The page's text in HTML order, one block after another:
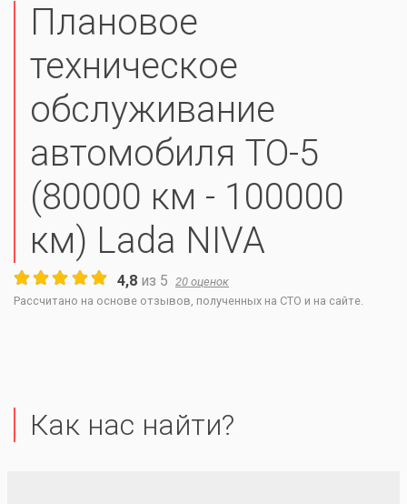
Плановое
техническое
обслуживание
автомобиля ТО-5
(80000 км - 100000
км) Lada NIVA
4,8 из 5 20 оценок
Рассчитано на основе отзывов, полученных на СТО и на сайте.
Как нас найти?